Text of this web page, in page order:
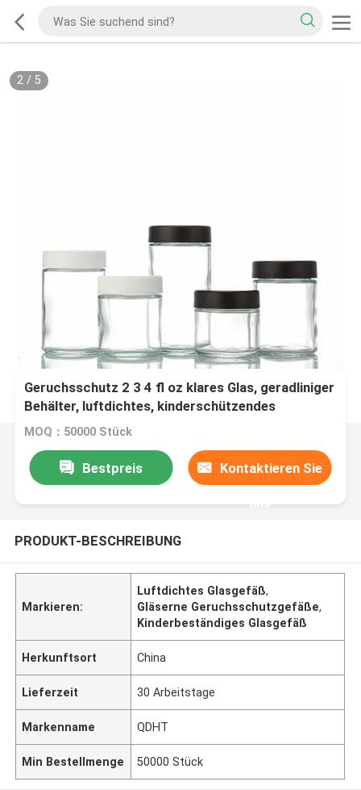
2/ 5
Geruchsschutz 2 3 4 fl oz klares Glas, geradliniger
Behälter, luftdichtes, kinderschützendes
Glasgefäß
MOQ：50000 Stück
Bestpreis Kontaktieren Sie
uns
PRODUKT-BESCHREIBUNG
Markieren:
Luftdichtes Glasgefäß,
Gläserne Geruchsschutzgefäße,
Kinderbeständiges Glasgefäß
Herkunftsort China
Lieferzeit 30 Arbeitstage
Markenname QDHT
Min Bestellmenge 50000 Stück